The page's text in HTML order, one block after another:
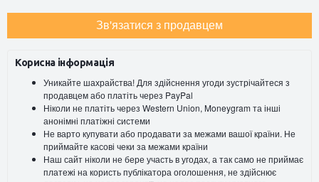
Зв'язатися з продавцем
Корисна інформація
Уникайте шахрайства! Для здійснення угоди зустрічайтеся з
продавцем або платіть через PayPal
Ніколи не платіть через Western Union, Moneygram та інші
анонімні платіжні системи
Не варто купувати або продавати за межами вашої країни. Не
приймайте касові чеки за межами країни
Наш сайт ніколи не бере участь в угодах, а так само не приймає
платежі на користь публікатора оголошення, не здійснює